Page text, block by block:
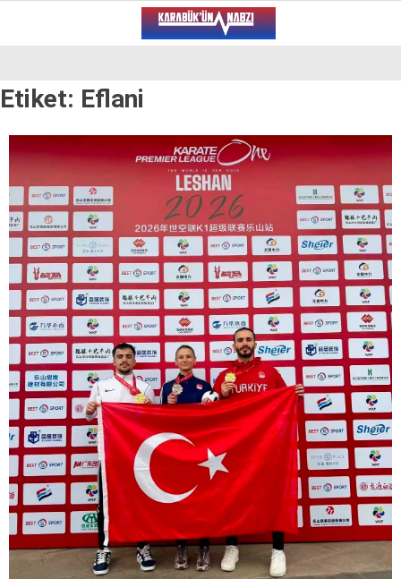
WhatsApp İhbar Hattı
Facebook
Instagram
21.7
VİDEO
ALT MANŞET
GÜNCEL
BÖLGEDEN
GENEL
SPOR
SERVISLER
Etiket: Eflani